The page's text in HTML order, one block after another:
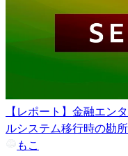
【レポート】金融エン
ルシステム移行時の勘
もこ